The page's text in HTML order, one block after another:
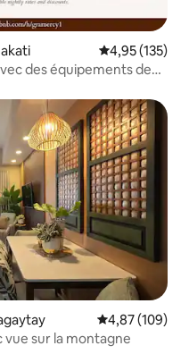
Évaluation
4,95 (135)
des équipements de
Évaluation
4,87 (109)
vue sur la montagne